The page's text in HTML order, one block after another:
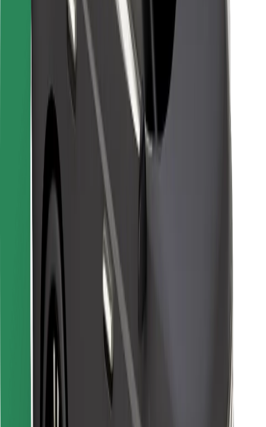
Təchizatçılar
Qaydalar və Şərtlər
Kukilər
Dəqiqələr ərzində gediş əldə et!
Bolt tətbiqini endir